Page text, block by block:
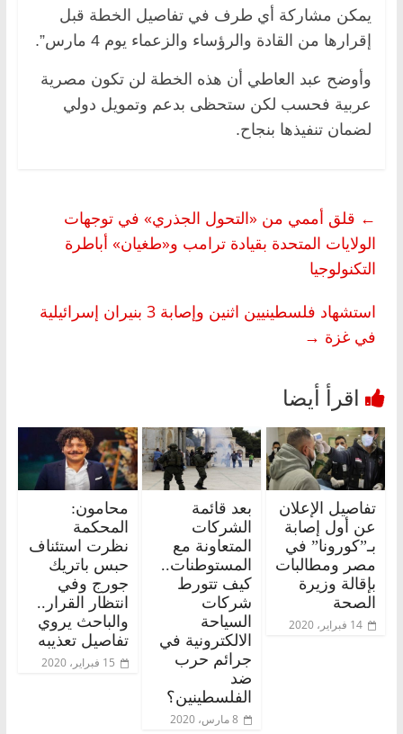
يمكن مشاركة أي طرف في تفاصيل الخطة قبل
إقرارها من القادة والرؤساء والزعماء يوم 4 مارس”.
وأوضح عبد العاطي أن هذه الخطة لن تكون مصرية
عربية فحسب لكن ستحظى بدعم وتمويل دولي
لضمان تنفيذها بنجاح.
← قلق أممي من «التحول الجذري» في توجهات
الولايات المتحدة بقيادة ترامب و«طغيان» أباطرة
التكنولوجيا
استشهاد فلسطينيين اثنين وإصابة 3 بنيران إسرائيلية
في غزة →
تفاصيل الإعلان
عن أول إصابة
بـ”كورونا” في
مصر ومطالبات
بإقالة وزيرة
الصحة
14 فبراير، 2020
بعد قائمة
الشركات
المتعاونة مع
المستوطنات..
كيف تتورط
شركات
السياحة
الالكترونية في
جرائم حرب
ضد
الفلسطينين؟
8 مارس، 2020
محامون:
المحكمة
نظرت استئناف
حبس باتريك
جورج وفي
انتظار القرار..
والباحث يروي
تفاصيل تعذيبه
15 فبراير، 2020